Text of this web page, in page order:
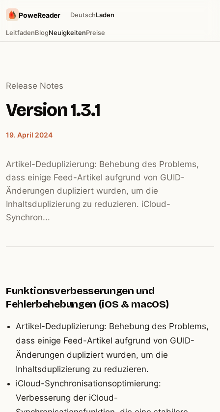
PoweReader
LeitfadenBlogNeuigkeitenPreise
DeutschLaden
Release Notes
Version 1.3.1
19. April 2024
Artikel-Deduplizierung: Behebung des Problems,
dass einige Feed-Artikel aufgrund von GUID-
Änderungen dupliziert wurden, um die
Inhaltsduplizierung zu reduzieren. iCloud-
Synchron...
Funktionsverbesserungen und
Fehlerbehebungen (iOS & macOS)
Artikel-Deduplizierung: Behebung des Problems,
dass einige Feed-Artikel aufgrund von GUID-
Änderungen dupliziert wurden, um die
Inhaltsduplizierung zu reduzieren.
iCloud-Synchronisationsoptimierung:
Verbesserung der iCloud-